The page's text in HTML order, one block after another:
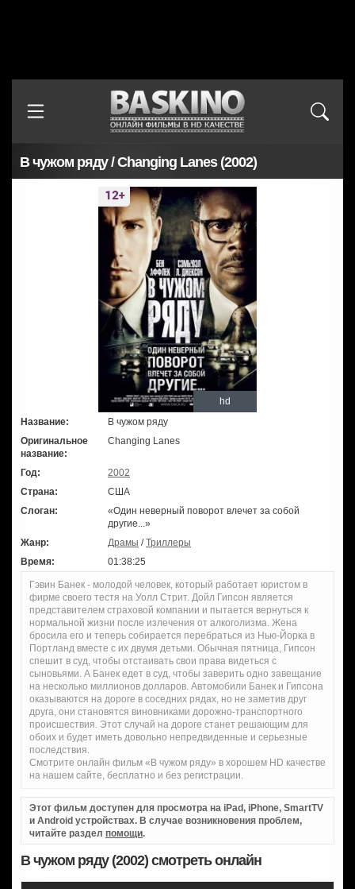
В чужом ряду / Changing Lanes (2002)
hd
Название:
В чужом ряду
Оригинальное
название:
Changing Lanes
Год:
2002
Страна:
США
Слоган:
«Один неверный поворот влечет за собой
другие...»
Жанр:
Драмы /Триллеры
Время:
01:38:25
Гэвин Банек - молодой человек, который работает юристом в
фирме своего тестя на Уолл Стрит. Дойл Гипсон является
представителем страховой компании и пытается вернуться к
нормальной жизни после излечения от алкоголизма. Жена
бросила его и теперь собирается перебраться из Нью-Йорка в
Портланд вместе с их двумя детьми. Обычная пятница, Гипсон
спешит в суд, чтобы отстаивать свои права видеться с
сыновьями. А Банек едет в суд, чтобы заверить одно завещание
на несколько миллионов долларов. Автомобили Банек и Гипсона
оказываются на дороге в соседних рядах, но не заметив друг
друга, они становятся виновниками дорожно-транспортного
происшествия. Этот случай на дороге станет решающим для
обоих и будет иметь довольно непредвиденные и серьезные
последствия.
Смотрите онлайн фильм «В чужом ряду» в хорошем HD качестве
на нашем сайте, бесплатно и без регистрации.
Этот фильм доступен для просмотра на iPad, iPhone, SmartTV
и Android устройствах. В случае возникновения проблем,
читайте раздел помощи.
В чужом ряду (2002) смотреть онлайн